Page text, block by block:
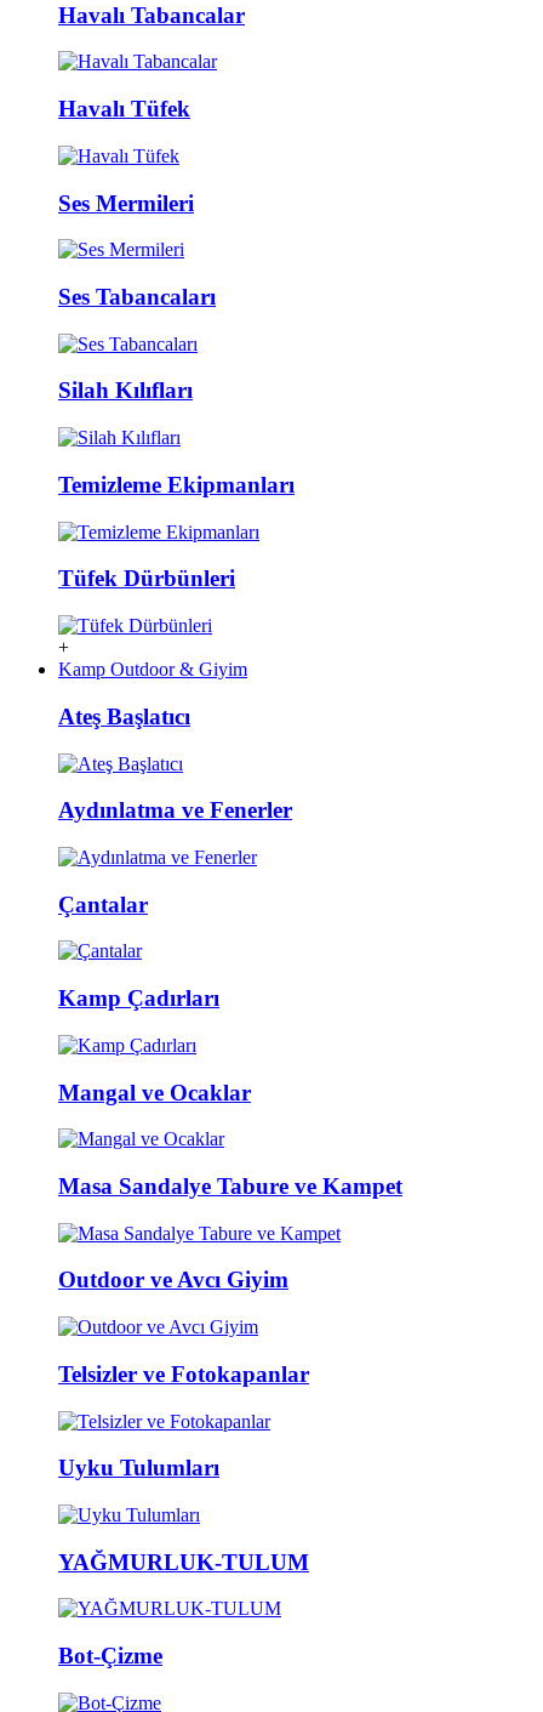
Havalı Tabancalar
Havalı Tüfek
Ses Mermileri
Ses Tabancaları
Silah Kılıfları
Temizleme Ekipmanları
Tüfek Dürbünleri
+
Kamp Outdoor & Giyim
Ateş Başlatıcı
Aydınlatma ve Fenerler
Çantalar
Kamp Çadırları
Mangal ve Ocaklar
Masa Sandalye Tabure ve Kampet
Outdoor ve Avcı Giyim
Telsizler ve Fotokapanlar
Uyku Tulumları
YAĞMURLUK-TULUM
Bot-Çizme